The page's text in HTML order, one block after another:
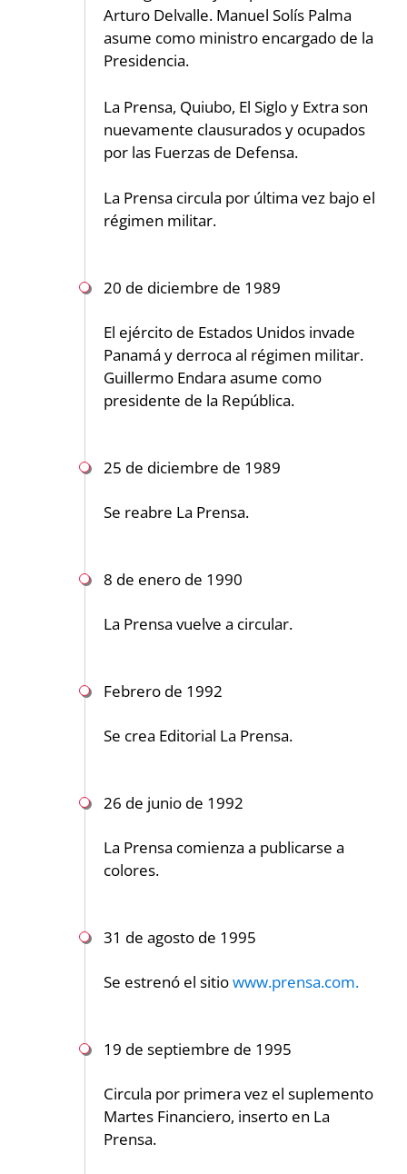
Arturo Delvalle. Manuel Solís Palma
asume como ministro encargado de la
Presidencia.
La Prensa, Quiubo, El Siglo y Extra son
nuevamente clausurados y ocupados
por las Fuerzas de Defensa.
La Prensa circula por última vez bajo el
régimen militar.
20 de diciembre de 1989
El ejército de Estados Unidos invade
Panamá y derroca al régimen militar.
Guillermo Endara asume como
presidente de la República.
25 de diciembre de 1989
Se reabre La Prensa.
8 de enero de 1990
La Prensa vuelve a circular.
Febrero de 1992
Se crea Editorial La Prensa.
26 de junio de 1992
La Prensa comienza a publicarse a
colores.
31 de agosto de 1995
Se estrenó el sitiowww.prensa.com.
19 de septiembre de 1995
Circula por primera vez el suplemento
Martes Financiero, inserto en La
Prensa.